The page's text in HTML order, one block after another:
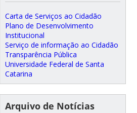
Carta de Serviços ao Cidadão
Plano de Desenvolvimento
Institucional
Serviço de informação ao Cidadão
Transparência Pública
Universidade Federal de Santa
Catarina
Arquivo de Notícias